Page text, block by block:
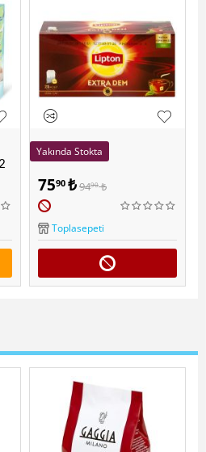
Yakında Stokta
Lipton Extra Dem Bardak
Poşet 25'li
7590 ₺9490 ₺
Toplasepeti